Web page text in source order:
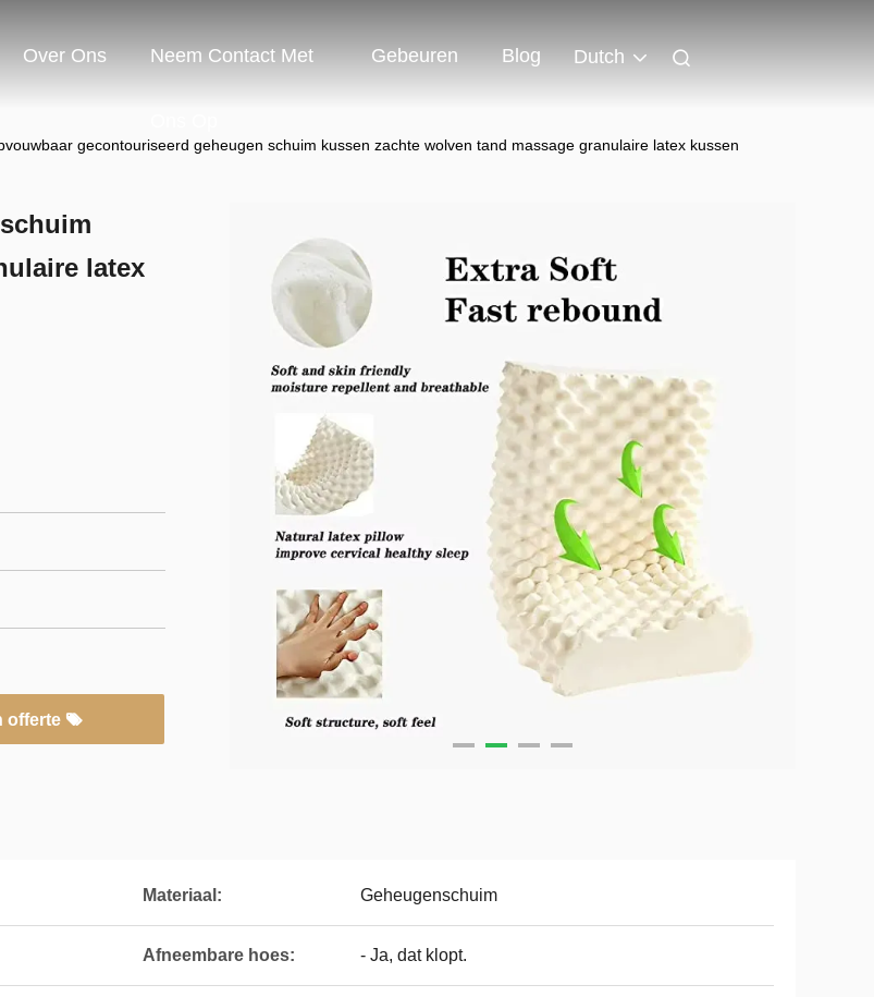
Over Ons Neem Contact Met Gebeuren Blog Dutch
gecontouriseerd geheugen schuim kussen zachte wolven tand massage granulaire latex kussen
latex
offerte
Materiaal: Geheugenschuim
Afneembare hoes: - Ja, dat klopt.